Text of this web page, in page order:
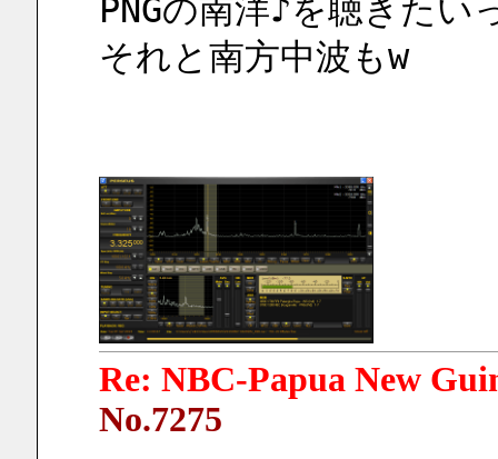
PNGの南洋♪を聴きたい
それと南方中波もw
Re: NBC-Papua New
No.7275